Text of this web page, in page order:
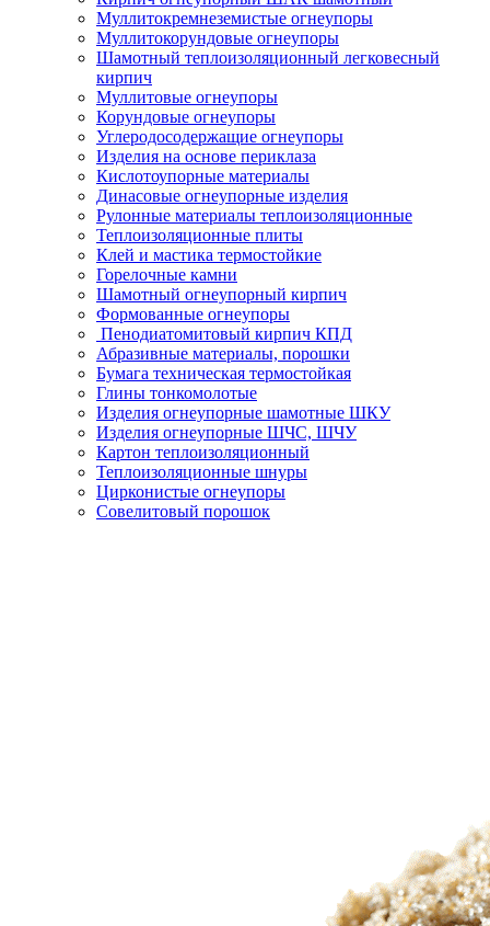
Муллито­­кремнеземистые огнеупоры
Муллито­корундовые огнеупоры
Шамотный тепло­изоляционный легковесный
кирпич
Муллитовые огнеупоры
Корундовые огнеупоры
Углеродо­содержащие огнеупоры
Изделия на основе периклаза
Кислотоупорные материалы
Динасовые огнеупорные изделия
Рулонные материалы теплоизоляционные
Тепло­изоляционные плиты
Клей и мастика термостойкие
Горелочные камни
Шамотный огнеупорный кирпич
Формованные огнеупоры
Пенодиатомитовый кирпич КПД
Абразивные материалы, порошки
Бумага техническая термостойкая
Глины тонкомолотые
Изделия огнеупорные шамотные ШКУ
Изделия огнеупорные ШЧС, ШЧУ
Картон теплоизоляционный
Теплоизоляционные шнуры
Цирконистые огнеупоры
Совелитовый порошок